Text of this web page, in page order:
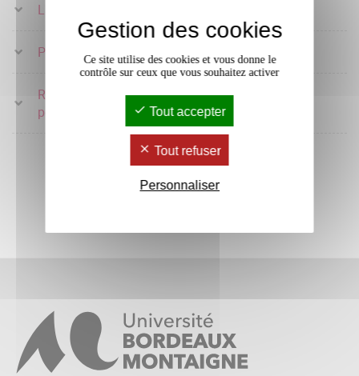
Langue vivante étrangère
Professionnalisation
Recherche et innovation
pédagogique
Gestion des cookies
Ce site utilise des cookies et vous donne le
contrôle sur ceux que vous souhaitez activer
Tout accepter
Tout refuser
Personnaliser